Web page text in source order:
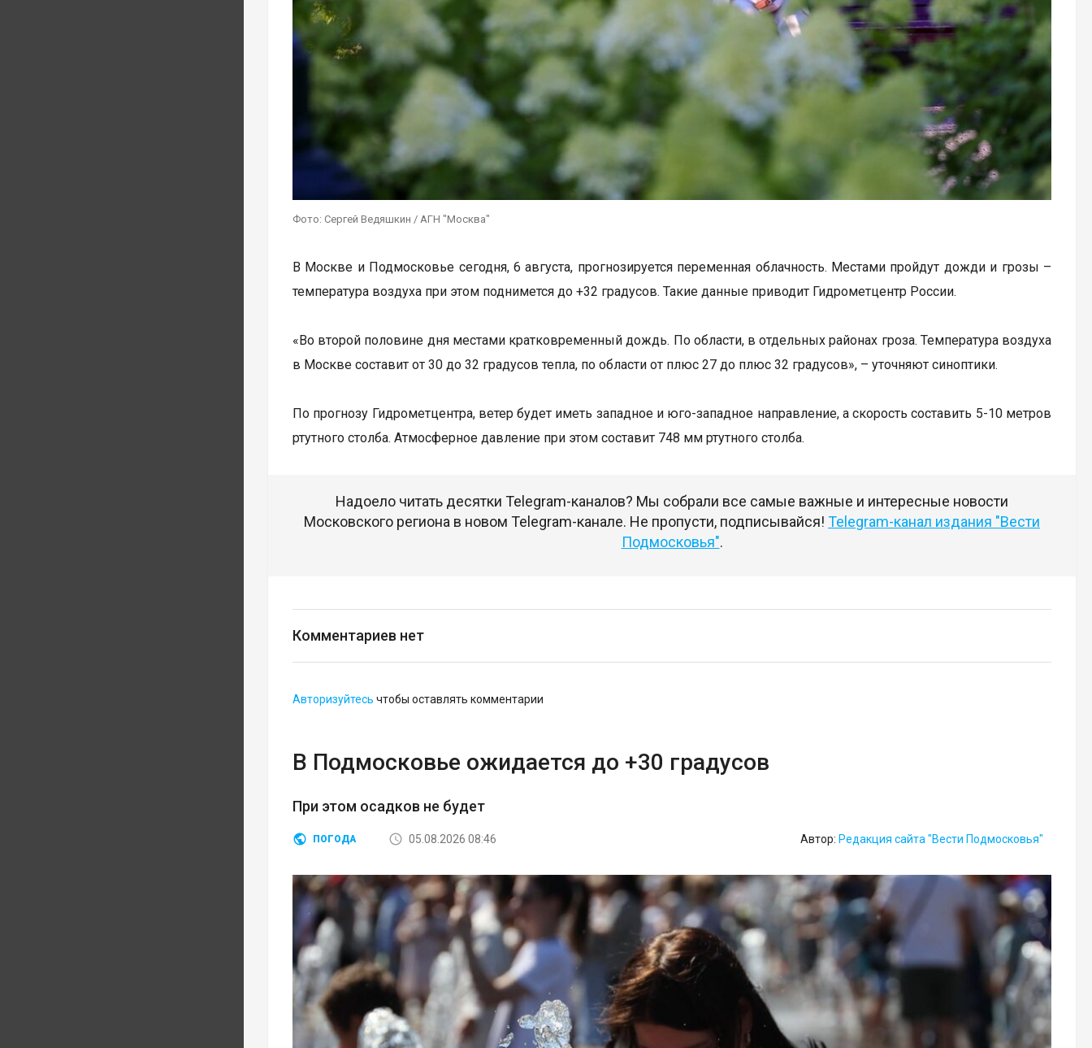
Фото: Сергей Ведяшкин / АГН "Москва"
В Москве и Подмосковье сегодня, 6 августа, прогнозируется переменная облачность. Местами пройдут дожди и грозы –
температура воздуха при этом поднимется до +32 градусов. Такие данные приводит Гидрометцентр России.
«Во второй половине дня местами кратковременный дождь. По области, в отдельных районах гроза. Температура воздуха
в Москве составит от 30 до 32 градусов тепла, по области от плюс 27 до плюс 32 градусов», – уточняют синоптики.
По прогнозу Гидрометцентра, ветер будет иметь западное и юго-западное направление, а скорость составить 5-10 метров
ртутного столба. Атмосферное давление при этом составит 748 мм ртутного столба.
Надоело читать десятки Telegram-каналов? Мы собрали все самые важные и интересные новости
Московского региона в новом Telegram-канале. Не пропусти, подписывайся! Telegram-канал издания "Вести
Подмосковья".
Комментариев нет
Авторизуйтесь чтобы оставлять комментарии
В Подмосковье ожидается до +30 градусов
При этом осадков не будет
ПОГОДА 05.08.2026 08:46 Автор: Редакция сайта "Вести Подмосковья"